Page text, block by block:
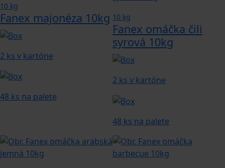
10 kg
Fanex majonéza 10kg
2 ks v kartóne
48 ks na palete
10 kg
Fanex omáčka čili
syrová 10kg
2 ks v kartóne
48 ks na palete